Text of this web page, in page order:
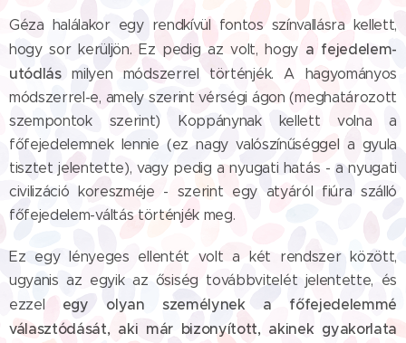
Géza halálakor egy rendkívül fontos színvallásra kellett,
hogy sor kerüljön. Ez pedig az volt, hogy a fejedelem-
utódlásmilyen módszerrel történjék. A hagyományos
módszerrel-e, amely szerint vérségi ágon (meghatározott
szempontok szerint) Koppánynak kellett volna a
főfejedelemnek lennie (ez nagy valószínűséggel a gyula
tisztet jelentette), vagy pedig a nyugati hatás - a nyugati
civilizáció koreszméje - szerint egy atyáról fiúra szálló
főfejedelem-váltás történjék meg.
Ez egy lényeges ellentét volt a két rendszer között,
ugyanis az egyik az ősiség továbbvitelét jelentette, és
ezzel egy olyan személynek a főfejedelemmé
választódását, aki már bizonyított, akinek gyakorlata